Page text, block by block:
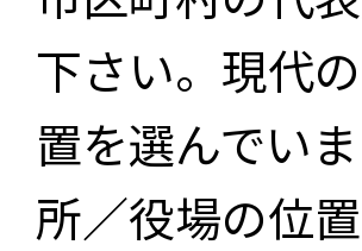
下さい。現代
置を選んでい
所／役場の位